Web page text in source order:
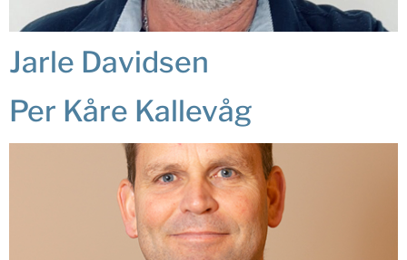
Jarle Davidsen
Per Kåre Kallevåg